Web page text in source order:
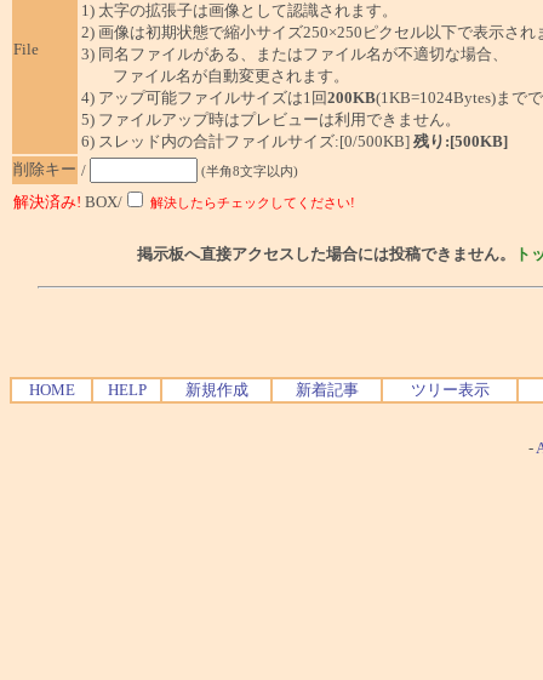
File
1) 太字の拡張子は画像として認識されます。
2) 画像は初期状態で縮小サイズ250×250ピクセル以下で表示され
3) 同名ファイルがある、またはファイル名が不適切な場合、
ファイル名が自動変更されます。
4) アップ可能ファイルサイズは1回200KB(1KB=1024Bytes)まで
5) ファイルアップ時はプレビューは利用できません。
6) スレッド内の合計ファイルサイズ:[0/500KB] 残り:[500KB]
削除キー / (半角8文字以内)
解決済み! BOX/ 解決したらチェックしてください!
掲示板へ直接アクセスした場合には投稿できません。 ト
HOME HELP 新規作成 新着記事 ツリー表示
-